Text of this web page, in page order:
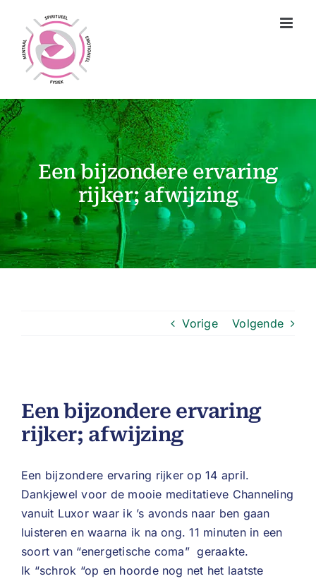
inhoud
Een bijzondere ervaring
rijker; afwijzing
Vorige Volgende
Een bijzondere ervaring
rijker; afwijzing
Een bijzondere ervaring rijker op 14 april.
Dankjewel voor de mooie meditatieve Channeling
vanuit Luxor waar ik ’s avonds naar ben gaan
luisteren en waarna ik na ong. 11 minuten in een
soort van “energetische coma” geraakte.
Ik “schrok “op en hoorde nog net het laatste